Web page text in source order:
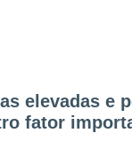
elevadas e
fator